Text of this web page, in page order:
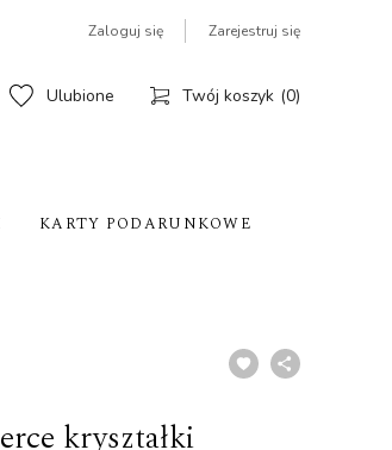
Zaloguj się Zarejestruj się
Ulubione Twój koszyk 0
KARTY PODARUNKOWE
kryształki